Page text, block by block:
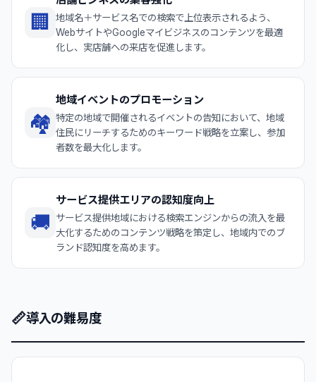
🏢
地域名＋サービス名での検索で上位表示されるよう、
WebサイトやGoogleマイビジネスのコンテンツを最適
化し、実店舗への来店を促進します。
🏘️
地域イベントのプロモーション
特定の地域で開催されるイベントの告知において、地域
住民にリーチするためのキーワード戦略を立案し、参加
者数を最大化します。
🚚
サービス提供エリアの認知度向上
サービス提供地域における検索エンジンからの流入を最
大化するためのコンテンツ戦略を策定し、地域内でのブ
ランド認知度を高めます。
📏導入の難易度